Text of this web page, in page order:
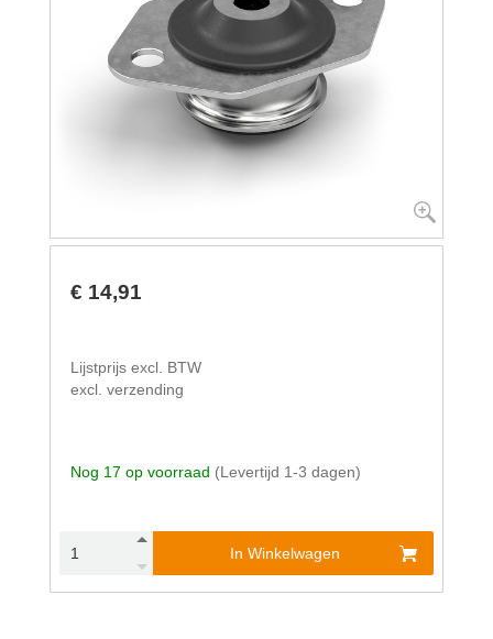
€ 14,91
Lijstprijs excl. BTW
excl. verzending
Nog 17 op voorraad (Levertijd 1-3 dagen)
In Winkelwagen